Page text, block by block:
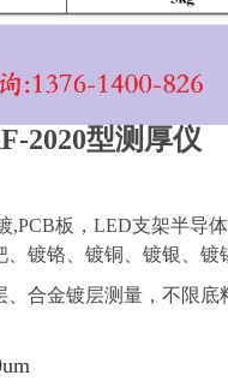
2020型测厚仪
,PCB板，LED支架半导
、镀铬、镀铜、镀银、镀
、合金镀层测量，不限底